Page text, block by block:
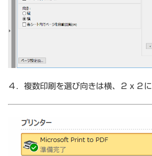
４．複数印刷を選び向きは横、２ｘ２に